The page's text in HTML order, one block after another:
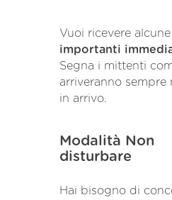
Vuoi ricevere alcune
importanti
Segna i mittenti
arriveranno sempre
in arrivo.
Modalità Non
disturbare
Hai bisogno di